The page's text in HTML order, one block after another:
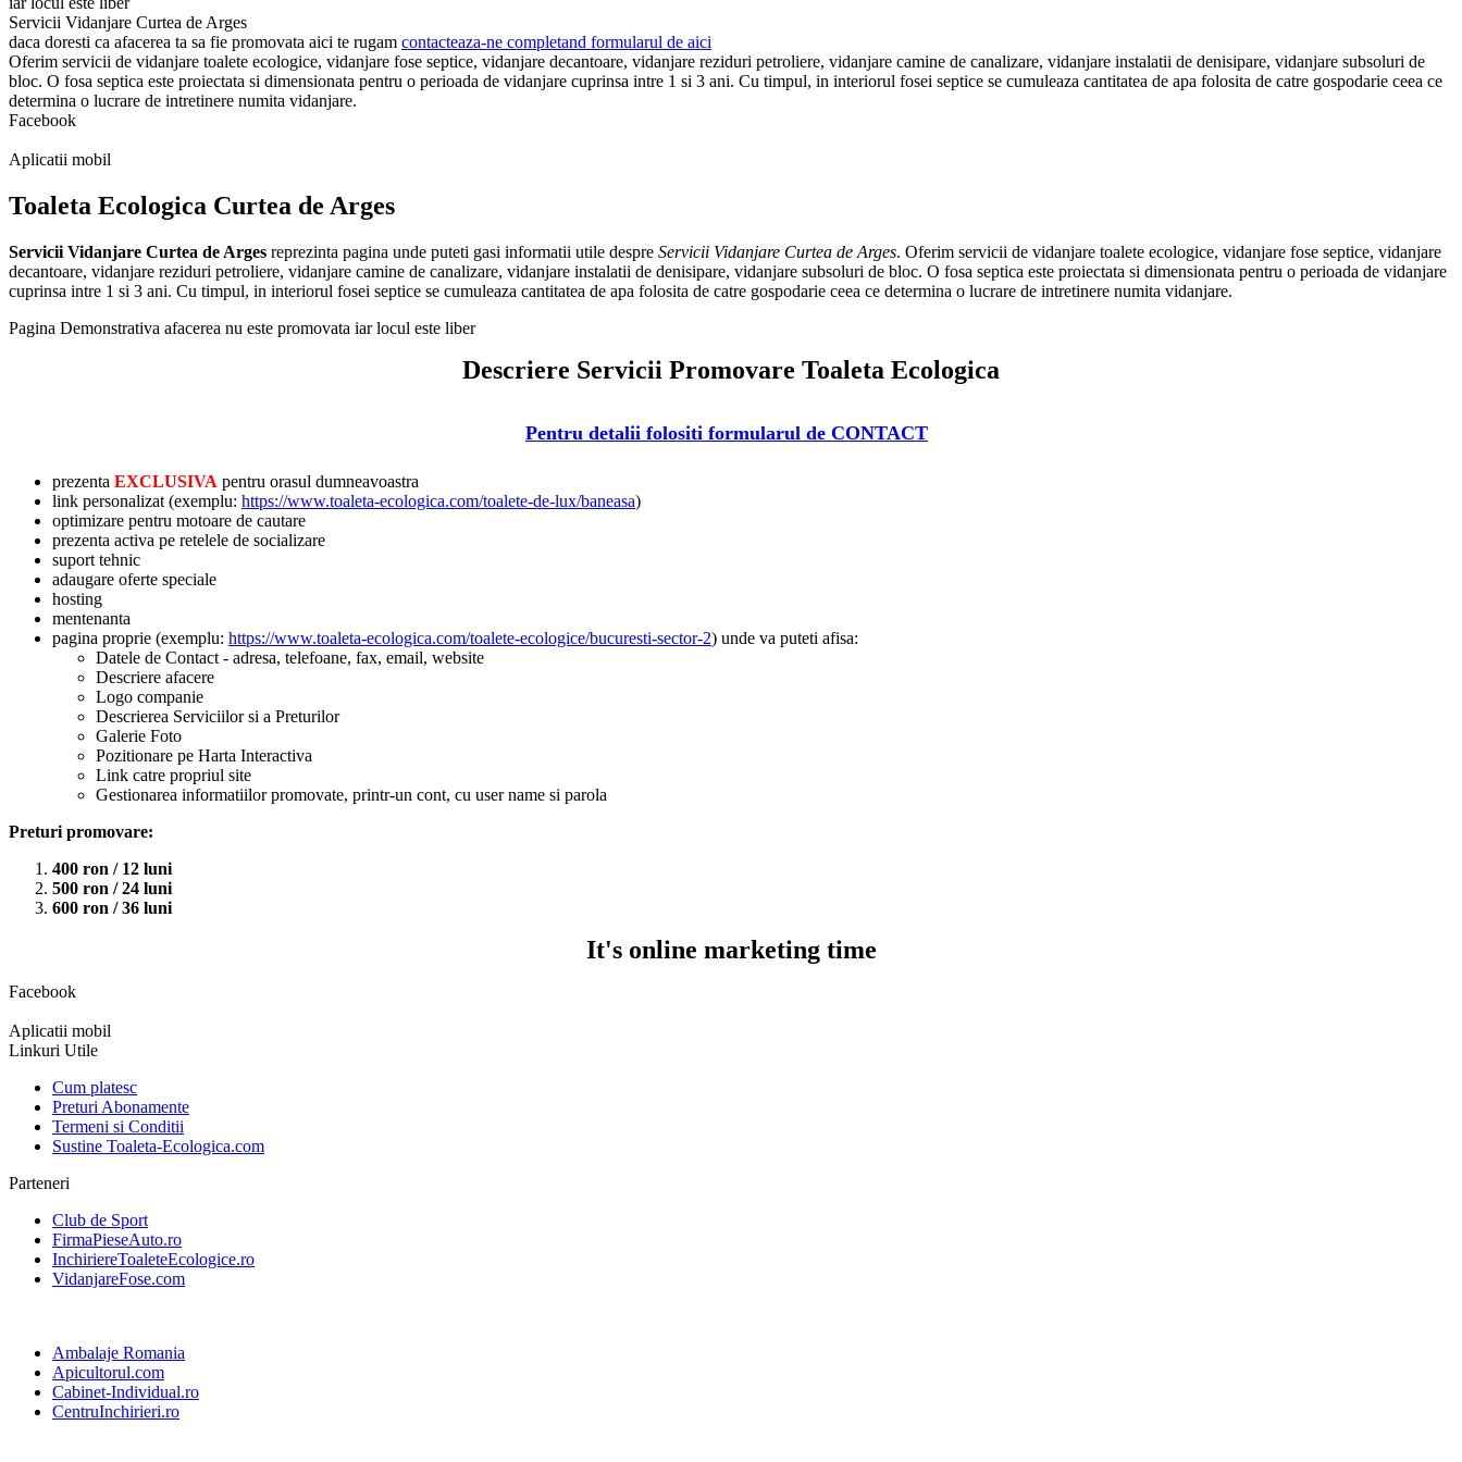
Servicii Vidanjare Curtea de Arges
daca doresti ca afacerea ta sa fie promovata aici te rugam contacteaza-ne completand formularul de aici
Oferim servicii de vidanjare toalete ecologice, vidanjare fose septice, vidanjare decantoare, vidanjare reziduri petroliere, vidanjare camine de canalizare, vidanjare instalatii de denisipare, vidanjare subsoluri de
bloc. O fosa septica este proiectata si dimensionata pentru o perioada de vidanjare cuprinsa intre 1 si 3 ani. Cu timpul, in interiorul fosei septice se cumuleaza cantitatea de apa folosita de catre gospodarie ceea ce
determina o lucrare de intretinere numita vidanjare.
Facebook
Aplicatii mobil
Toaleta Ecologica Curtea de Arges
Servicii Vidanjare Curtea de Arges reprezinta pagina unde puteti gasi informatii utile despre Servicii Vidanjare Curtea de Arges. Oferim servicii de vidanjare toalete ecologice, vidanjare fose septice, vidanjare
decantoare, vidanjare reziduri petroliere, vidanjare camine de canalizare, vidanjare instalatii de denisipare, vidanjare subsoluri de bloc. O fosa septica este proiectata si dimensionata pentru o perioada de vidanjare
cuprinsa intre 1 si 3 ani. Cu timpul, in interiorul fosei septice se cumuleaza cantitatea de apa folosita de catre gospodarie ceea ce determina o lucrare de intretinere numita vidanjare.
Pagina Demonstrativa afacerea nu este promovata iar locul este liber
Descriere Servicii Promovare Toaleta Ecologica
Pentru detalii folositi formularul de CONTACT
prezenta EXCLUSIVA pentru orasul dumneavoastra
link personalizat (exemplu: https://www.toaleta-ecologica.com/toalete-de-lux/baneasa)
optimizare pentru motoare de cautare
prezenta activa pe retelele de socializare
suport tehnic
adaugare oferte speciale
hosting
mentenanta
pagina proprie (exemplu: https://www.toaleta-ecologica.com/toalete-ecologice/bucuresti-sector-2) unde va puteti afisa:
Datele de Contact - adresa, telefoane, fax, email, website
Descriere afacere
Logo companie
Descrierea Serviciilor si a Preturilor
Galerie Foto
Pozitionare pe Harta Interactiva
Link catre propriul site
Gestionarea informatiilor promovate, printr-un cont, cu user name si parola
Preturi promovare:
400 ron / 12 luni
500 ron / 24 luni
600 ron / 36 luni
It's online marketing time
Facebook
Aplicatii mobil
Linkuri Utile
Cum platesc
Preturi Abonamente
Termeni si Conditii
Sustine Toaleta-Ecologica.com
Parteneri
Club de Sport
FirmaPieseAuto.ro
InchiriereToaleteEcologice.ro
VidanjareFose.com
Ambalaje Romania
Apicultorul.com
Cabinet-Individual.ro
CentruInchirieri.ro